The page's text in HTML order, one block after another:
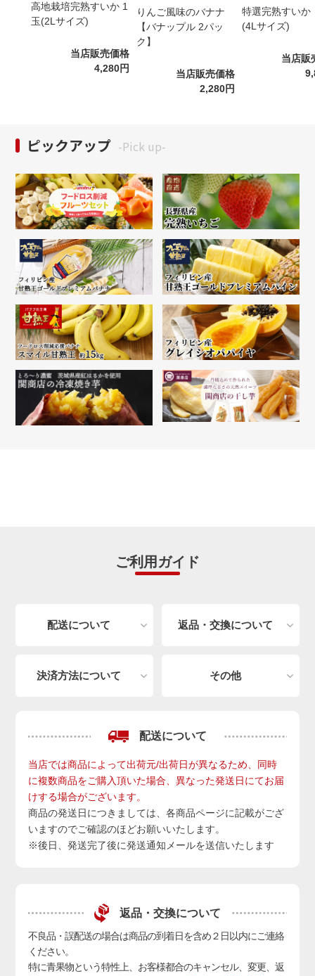
高地栽培完熟すいか 1
玉(2Lサイズ)
当店販売価格
4,280円
りんご風味のバナナ
【バナップル 2パッ
ク】
当店販売価格
2,280円
特選完熟すい
(4Lサイズ)
当店販
ピックアップ -Pick up-
ご利用ガイド
配送について 返品・交換について
決済方法について その他
配送について
当店では商品によって出荷元/出荷日が異なるため、同時
に複数商品をご購入頂いた場合、異なった発送日にてお届
けする場合がございます。
商品の発送日につきましては、各商品ページに記載がござ
いますのでご確認のほどお願いいたします。
※後日、発送完了後に発送通知メールを送信いたします
返品・交換について
不良品・誤配送の場合は商品の到着日を含め２日以内にご連絡
ください。
特に青果物という特性上、お客様都合のキャンセル、変更、返